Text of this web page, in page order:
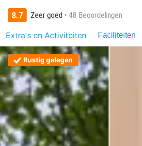
8.7 Zeer goed 48 Beoordelingen
Extra's en Activiteiten Faciliteiten
Rustig gelegen